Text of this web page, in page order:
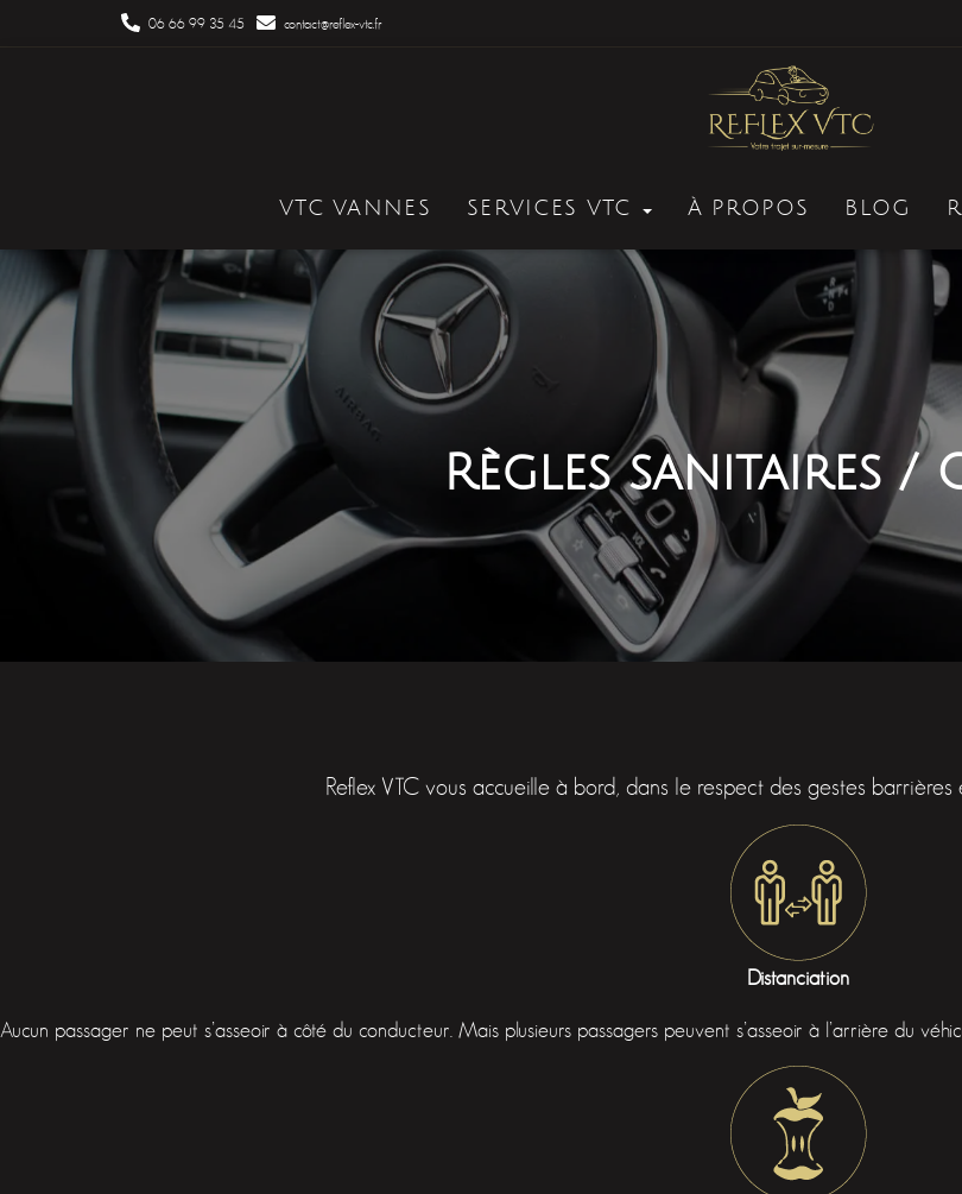
06 66 99 35 45 contact@reflex-vtc.fr
VTC VANNES SERVICES VTC À PROPOS BLOG
Règles sanitaires /
Reflex VTC vous accueille à bord, dans le respect des gestes
Distanciation
Aucun passager ne peut s’asseoir à côté du conducteur. Mais plusieurs passagers peuvent s’asseoir à l’arrière du